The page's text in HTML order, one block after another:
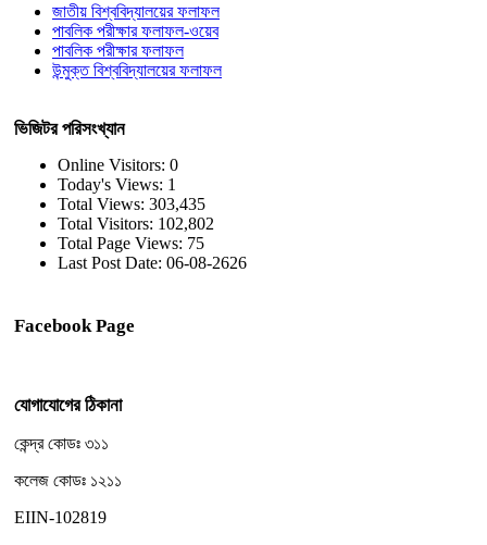
জাতীয় বিশ্ববিদ্যালয়ের ফলাফল
পাবলিক পরীক্ষার ফলাফল-ওয়েব
পাবলিক পরীক্ষার ফলাফল
উন্মুক্ত বিশ্ববিদ্যালয়ের ফলাফল
ভিজিটর পরিসংখ্যান
Online Visitors: 0
Today's Views: 1
Total Views: 303,435
Total Visitors: 102,802
Total Page Views: 75
Last Post Date: 06-08-2626
Facebook Page
যোগাযোগের ঠিকানা
কেন্দ্র কোডঃ ৩১১
কলেজ কোডঃ ১২১১
EIIN-102819